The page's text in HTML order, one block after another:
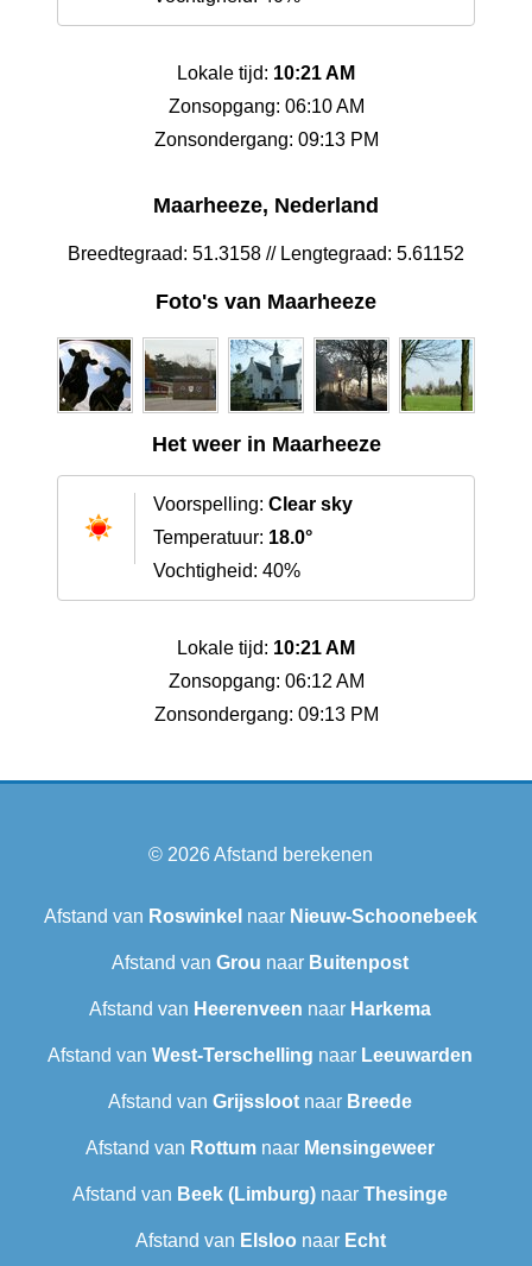
Lokale tijd: 10:21 AM
Zonsopgang: 06:10 AM
Zonsondergang: 09:13 PM
Maarheeze, Nederland
Breedtegraad: 51.3158 // Lengtegraad: 5.61152
Foto's van Maarheeze
Het weer in Maarheeze
Voorspelling: Clear sky
Temperatuur: 18.0°
Vochtigheid: 40%
Lokale tijd: 10:21 AM
Zonsopgang: 06:12 AM
Zonsondergang: 09:13 PM
© 2026Afstand berekenen
Afstand van Roswinkel naar Nieuw-Schoonebeek
Afstand van Grou naar Buitenpost
Afstand van Heerenveen naar Harkema
Afstand van West-Terschelling naar Leeuwarden
Afstand van Grijssloot naar Breede
Afstand van Rottum naar Mensingeweer
Afstand van Beek (Limburg) naar Thesinge
Afstand van Elsloo naar Echt